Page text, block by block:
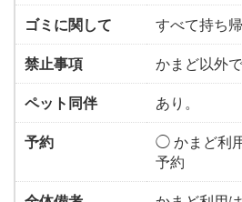
ゴミに関して
すべて持ち
禁止事項
かまど以外
ペット同伴
あり。
予約
◯ かまど利
予約